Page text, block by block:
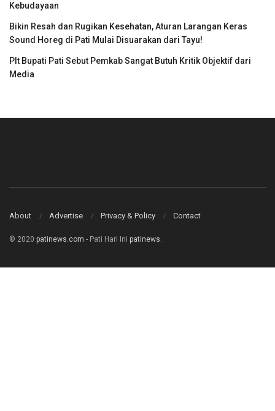
Kebudayaan
Bikin Resah dan Rugikan Kesehatan, Aturan Larangan Keras
Sound Horeg di Pati Mulai Disuarakan dari Tayu!
Plt Bupati Pati Sebut Pemkab Sangat Butuh Kritik Objektif dari
Media
About Advertise Privacy & Policy Contact
© 2020 patinews.com - Pati Hari Ini patinews